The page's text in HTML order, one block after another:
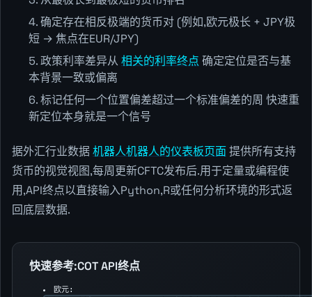
确定存在相反极端的货币对 (例如,欧元极长 + JPY极
短 → 焦点在EUR/JPY)
政策利率差异从 相关的利率终点 确定定位是否与基
本背景一致或偏离
标记任何一个位置偏差超过一个标准偏差的周 快速重
新定位本身就是一个信号
据外汇行业数据机器人机器人的仪表板页面提供所有支持
货币的视觉视图,每周更新CFTC发布后.用于定量或编程使
用,API终点以直接输入Python,R或任何分析环境的形式返
回底层数据.
快速参考:COT API终点
欧元: